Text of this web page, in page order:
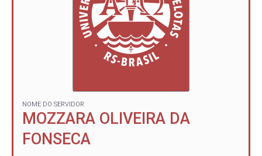
NOME DO SERVIDOR
MOZZARA OLIVEIRA DA
FONSECA